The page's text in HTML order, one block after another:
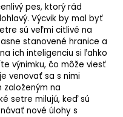
pes, ktorý rád
Výcvik by mal byť
sú veľmi citlivé na
stanovené hranice a
ich inteligenciu si ľahko
výnimku, čo môže viesť
venovať sa s nimi
na
setre milujú, keď sú
nové úlohy s